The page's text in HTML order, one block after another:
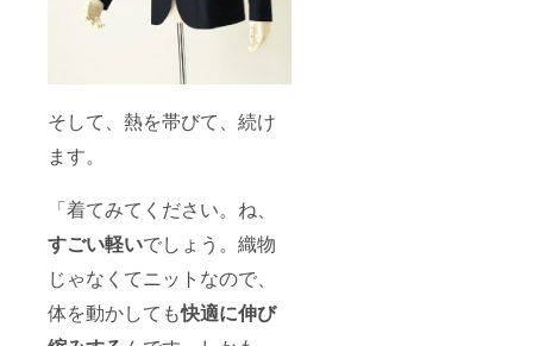
そして、熱を帯びて、続け
ます。
「着てみてください。ね、
すごい軽いでしょう。織物
じゃなくてニットなので、
体を動かしても快適に伸び